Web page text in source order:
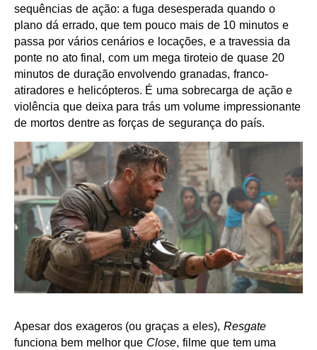
sequências de ação: a fuga desesperada quando o
plano dá errado, que tem pouco mais de 10 minutos e
passa por vários cenários e locações, e a travessia da
ponte no ato final, com um mega tiroteio de quase 20
minutos de duração envolvendo granadas, franco-
atiradores e helicópteros. É uma sobrecarga de ação e
violência que deixa para trás um volume impressionante
de mortos dentre as forças de segurança do país.
Apesar dos exageros (ou graças a eles), Resgate
funciona bem melhor que Close, filme que tem uma